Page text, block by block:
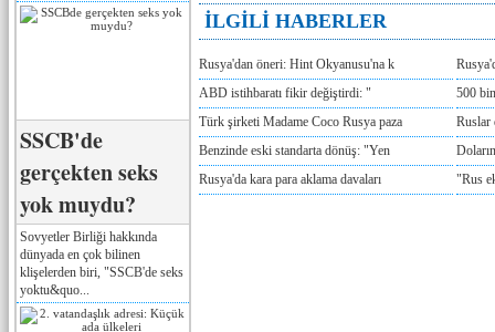
SSCB'de
gerçekten seks
yok muydu?
Sovyetler Birliği hakkında
dünyada en çok bilinen
klişelerden biri, "SSCB'de seks
yoktu&quo...
İLGİLİ HABERLER
Rusya'dan öneri: Hint Okyanusu'na k
ABD istihbaratı fikir değiştirdi: "
500
Türk şirketi Madame Coco Rusya paza
Ruslar
Benzinde eski standarta dönüş: "Yen
Rusya'da kara para aklama davaları
"Rus